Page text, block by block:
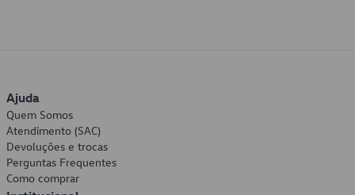
Ajuda
Quem Somos
Atendimento (SAC)
Devoluções e trocas
Perguntas Frequentes
Como comprar